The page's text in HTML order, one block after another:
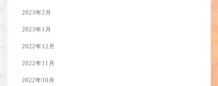
2023年2月
2023年1月
2022年12月
2022年11月
2022年10月